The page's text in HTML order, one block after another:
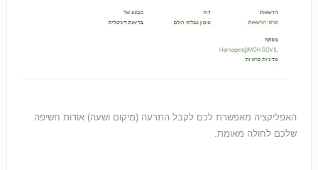
האפליקציה מאפשרת לכם לקבל התרעה (מיקום ושעה) אודות חשיפה
שלכם לחולה מאומת.